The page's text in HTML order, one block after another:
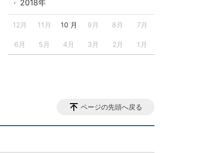
2018年
12月 11月 10 月 9月 8月 7月
6月 5月 4月 3月 2月 1月
ページの先頭へ戻る